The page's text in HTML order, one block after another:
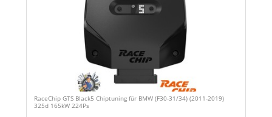
RaceChip GTS Black5 Chiptuning für BMW (F30-31/34) (2011-2019)
325d 165kW 224Ps